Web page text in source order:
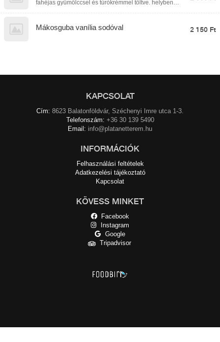
fahéjas gyümölccsel és túrókrémmel töltve. helyben
Mákosguba vanília sodóval 2 150 Ft
KAPCSOLAT
Cím: 8623 Balatonföldvár, Széchenyi Imre utca 1-3.
Telefonszám: +36 30 139 5490
Email: info@platanetterem.hu
INFORMÁCIÓK
Felhasználási feltételek
Adatkezelési tájékoztató
Kapcsolat
KÖVESS MINKET
Facebook
Instagram
Google
Tripadvisor